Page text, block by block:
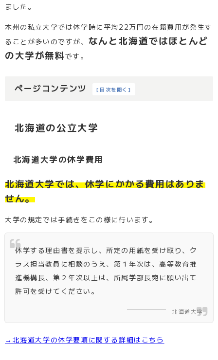
ました。
本州の私立大学では休学時に平均22万円の在籍費用が発生す
ることが多いのですが、 なんと北海道ではほとんど
の大学が無料です。
ページコンテンツ [ 目次を開く]
北海道の公立大学
北海道大学の休学費用
北海道大学では、休学にかかる費用はありま
せん。
大学の規定では手続きをこの様に行います。
休学する理由書を提示し、所定の用紙を受け取り、ク
ラス担当教員に相談のうえ、第１年次は、高等教育推
進機構長、第２年次以上は、所属学部長宛に願い出て
許可を受けてください。
北海道大学
→北海道大学の休学要項に関する詳細はこちら